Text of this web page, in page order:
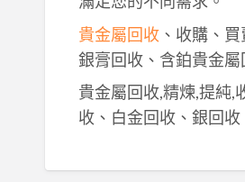
貴金屬回收、收購、買
銀膏回收、含鉑貴金
貴金屬回收,精煉,提純,
收、白金回收、銀回收